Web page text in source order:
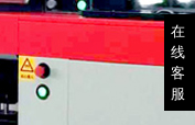
在
线
客
服